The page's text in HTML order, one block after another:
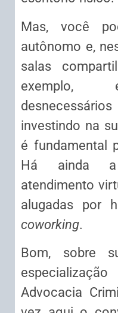
Mas, você
autônomo e,
salas
exemplo,
investindo na
é fundamental
Há ainda a
atendimento
alugadas por
coworking.
Bom, sobre
Advocacia